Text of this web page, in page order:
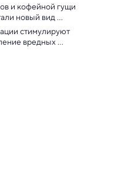
и кофейной гущи
новый вид
упаковки
стимулируют
вредных